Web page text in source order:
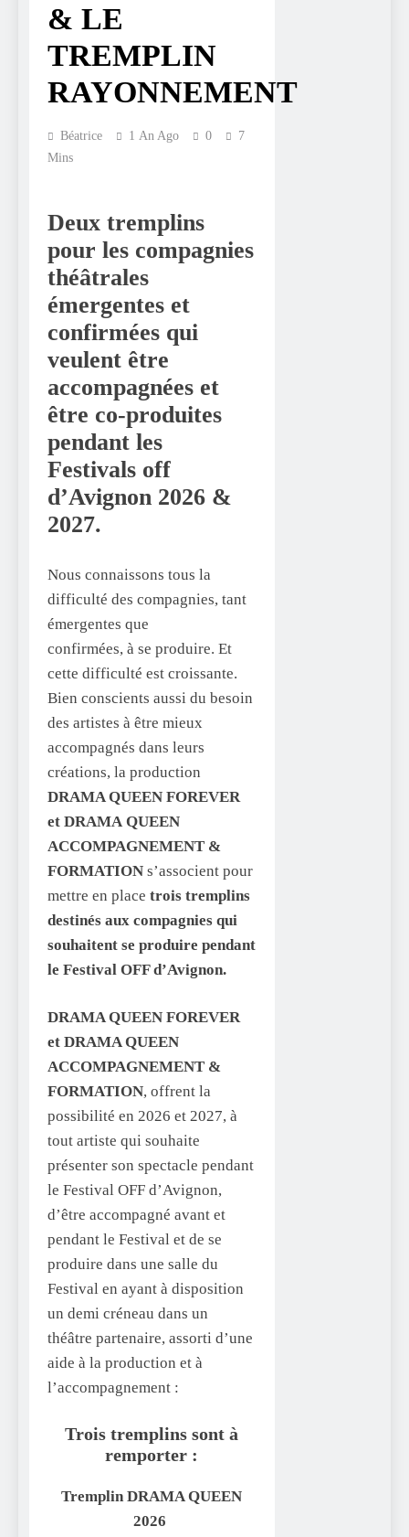
& LE
TREMPLIN
RAYONNEMENT
Béatrice 1 An Ago 0
7
Mins
Deux tremplins
pour les compagnies
théâtrales
émergentes et
confirmées qui
veulent être
accompagnées et
être co-produites
pendant les
Festivals off
d’Avignon 2026 &
2027.
Nous connaissons tous la
difficulté des compagnies, tant
émergentes que
confirmées, à se produire. Et
cette difficulté est croissante.
Bien conscients aussi du besoin
des artistes à être mieux
accompagnés dans leurs
créations, la production
DRAMA QUEEN FOREVER
et DRAMA QUEEN
ACCOMPAGNEMENT &
FORMATION s’associent pour
mettre en place trois tremplins
destinés aux compagnies qui
souhaitent se produire pendant
le Festival OFF d’Avignon.
DRAMA QUEEN FOREVER
et DRAMA QUEEN
ACCOMPAGNEMENT &
FORMATION, offrent la
possibilité en 2026 et 2027, à
tout artiste qui souhaite
présenter son spectacle pendant
le Festival OFF d’Avignon,
d’être accompagné avant et
pendant le Festival et de se
produire dans une salle du
Festival en ayant à disposition
un demi créneau dans un
théâtre partenaire, assorti d’une
aide à la production et à
l’accompagnement :
Trois tremplins sont à
remporter :
Tremplin DRAMA QUEEN
2026